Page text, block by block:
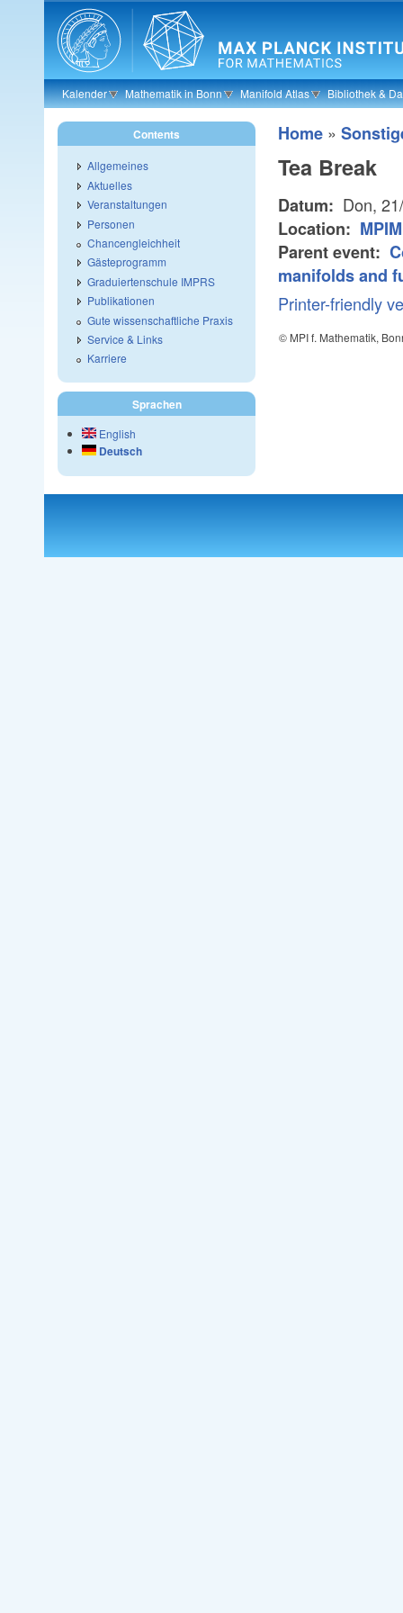
Skip to main content
Kalender Mathematik in Bonn Manifold Atlas Bibliothek &
Home »
Tea Break
Datum: Don,
Location:
Parent event:
manifolds and
Printer-friendly
© MPI f. Mathematik,
Contents
Allgemeines
Aktuelles
Veranstaltungen
Personen
Chancengleichheit
Gästeprogramm
Graduiertenschule IMPRS
Publikationen
Gute wissenschaftliche Praxis
Service & Links
Karriere
Sprachen
English
Deutsch